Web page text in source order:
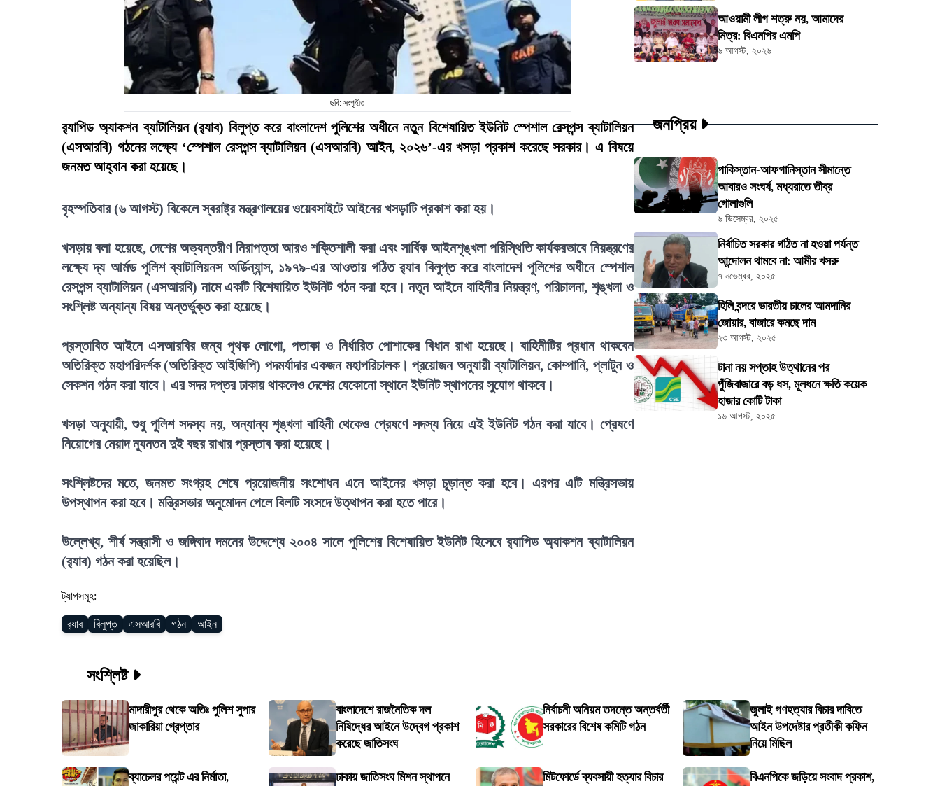
ছবি: সংগৃহীত
র‍্যাপিড অ্যাকশন ব্যাটালিয়ন (র‍্যাব) বিলুপ্ত করে বাংলাদেশ পুলিশের অধীনে নতুন বিশেষায়িত ইউনিট স্পেশাল রেসপন্স ব্যাটালিয়ন
(এসআরবি) গঠনের লক্ষ্যে ‘স্পেশাল রেসপন্স ব্যাটালিয়ন (এসআরবি) আইন, ২০২৬’-এর খসড়া প্রকাশ করেছে সরকার। এ বিষয়ে
জনমত আহ্বান করা হয়েছে।
বৃহস্পতিবার (৬ আগস্ট) বিকেলে স্বরাষ্ট্র মন্ত্রণালয়ের ওয়েবসাইটে আইনের খসড়াটি প্রকাশ করা হয়।
খসড়ায় বলা হয়েছে, দেশের অভ্যন্তরীণ নিরাপত্তা আরও শক্তিশালী করা এবং সার্বিক আইনশৃঙ্খলা পরিস্থিতি কার্যকরভাবে নিয়ন্ত্রণের
লক্ষ্যে দ্য আর্মড পুলিশ ব্যাটালিয়নস অর্ডিন্যান্স, ১৯৭৯-এর আওতায় গঠিত র‍্যাব বিলুপ্ত করে বাংলাদেশ পুলিশের অধীনে স্পেশাল
রেসপন্স ব্যাটালিয়ন (এসআরবি) নামে একটি বিশেষায়িত ইউনিট গঠন করা হবে। নতুন আইনে বাহিনীর নিয়ন্ত্রণ, পরিচালনা, শৃঙ্খলা ও
সংশ্লিষ্ট অন্যান্য বিষয় অন্তর্ভুক্ত করা হয়েছে।
প্রস্তাবিত আইনে এসআরবির জন্য পৃথক লোগো, পতাকা ও নির্ধারিত পোশাকের বিধান রাখা হয়েছে। বাহিনীটির প্রধান থাকবেন
অতিরিক্ত মহাপরিদর্শক (অতিরিক্ত আইজিপি) পদমর্যাদার একজন মহাপরিচালক। প্রয়োজন অনুযায়ী ব্যাটালিয়ন, কোম্পানি, প্লাটুন ও
সেকশন গঠন করা যাবে। এর সদর দপ্তর ঢাকায় থাকলেও দেশের যেকোনো স্থানে ইউনিট স্থাপনের সুযোগ থাকবে।
খসড়া অনুযায়ী, শুধু পুলিশ সদস্য নয়, অন্যান্য শৃঙ্খলা বাহিনী থেকেও প্রেষণে সদস্য নিয়ে এই ইউনিট গঠন করা যাবে। প্রেষণে
নিয়োগের মেয়াদ ন্যূনতম দুই বছর রাখার প্রস্তাব করা হয়েছে।
সংশ্লিষ্টদের মতে, জনমত সংগ্রহ শেষে প্রয়োজনীয় সংশোধন এনে আইনের খসড়া চূড়ান্ত করা হবে। এরপর এটি মন্ত্রিসভায়
উপস্থাপন করা হবে। মন্ত্রিসভার অনুমোদন পেলে বিলটি সংসদে উত্থাপন করা হতে পারে।
উল্লেখ্য, শীর্ষ সন্ত্রাসী ও জঙ্গিবাদ দমনের উদ্দেশ্যে ২০০৪ সালে পুলিশের বিশেষায়িত ইউনিট হিসেবে র‍্যাপিড অ্যাকশন ব্যাটালিয়ন
(র‍্যাব) গঠন করা হয়েছিল।
ট্যাগসমূহ:
র‍্যাব বিলুপ্ত এসআরবি গঠন আইন
আওয়ামী লীগ শত্রু নয়, আমাদের
মিত্র: বিএনপির এমপি
৬ আগস্ট, ২০২৬
জনপ্রিয়
পাকিস্তান-আফগানিস্তান সীমান্তে
আবারও সংঘর্ষ, মধ্যরাতে তীব্র
গোলাগুলি
৬ ডিসেম্বর, ২০২৫
নির্বাচিত সরকার গঠিত না হওয়া পর্যন্ত
আন্দোলন থামবে না: আমীর খসরু
৭ নভেম্বর, ২০২৫
হিলি বন্দরে ভারতীয় চালের আমদানির
জোয়ার, বাজারে কমছে দাম
২৩ আগস্ট, ২০২৫
টানা নয় সপ্তাহ উত্থানের পর
পুঁজিবাজারে বড় ধস, মূলধনে ক্ষতি কয়েক
হাজার কোটি টাকা
১৬ আগস্ট, ২০২৫
সংশ্লিষ্ট
মাদারীপুর থেকে অতিঃ পুলিশ সুপার
জাকারিয়া গ্রেপ্তার
বাংলাদেশে রাজনৈতিক দল
নিষিদ্ধের আইনে উদ্বেগ প্রকাশ
করেছে জাতিসংঘ
নির্বাচনী অনিয়ম তদন্তে অন্তর্বর্তী
সরকারের বিশেষ কমিটি গঠন
জুলাই গণহত্যার বিচার দাবিতে
আইন উপদেষ্টার প্রতীকী কফিন
নিয়ে মিছিল
ব্যাচেলর পয়েন্ট এর নির্মাতা,
ঢাকায় জাতিসংঘ মিশন স্থাপনে
মিটফোর্ডে ব্যবসায়ী হত্যার বিচার
বিএনপিকে জড়িয়ে সংবাদ প্রকাশ,